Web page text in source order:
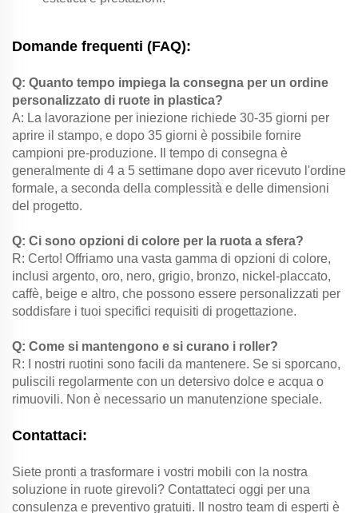
Domande frequenti (FAQ):
Q: Quanto tempo impiega la consegna per un ordine
personalizzato di ruote in plastica?
A: La lavorazione per iniezione richiede 30-35 giorni per
aprire il stampo, e dopo 35 giorni è possibile fornire
campioni pre-produzione. Il tempo di consegna è
generalmente di 4 a 5 settimane dopo aver ricevuto l'ordine
formale, a seconda della complessità e delle dimensioni
del progetto.
Q: Ci sono opzioni di colore per la ruota a sfera?
R: Certo! Offriamo una vasta gamma di opzioni di colore,
inclusi argento, oro, nero, grigio, bronzo, nickel-placcato,
caffè, beige e altro, che possono essere personalizzati per
soddisfare i tuoi specifici requisiti di progettazione.
Q: Come si mantengono e si curano i roller?
R: I nostri ruotini sono facili da mantenere. Se si sporcano,
puliscili regolarmente con un detersivo dolce e acqua o
rimuovili. Non è necessario un manutenzione speciale.
Contattaci:
Siete pronti a trasformare i vostri mobili con la nostra
soluzione in ruote girevoli? Contattateci oggi per una
consulenza e preventivo gratuiti. Il nostro team di esperti è